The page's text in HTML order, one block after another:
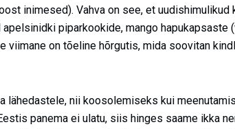
inimesed). Vahva on see, et uudishimulikud
piparkookide, mango hapukapsaste
viimane on tõeline hõrgutis, mida soovitan
lähedastele, nii koosolemiseks kui
panema ei ulatu, siis hinges saame ikka